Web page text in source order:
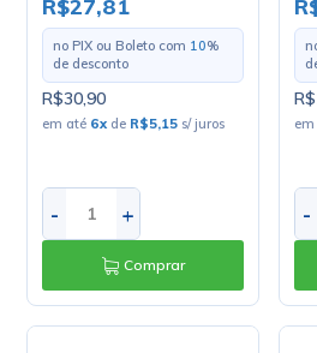
R$27,81
no PIX ou Boleto com 10%
de desconto
R$30,90
em até 6x de R$5,15 s/ juros
- +
Comprar
-